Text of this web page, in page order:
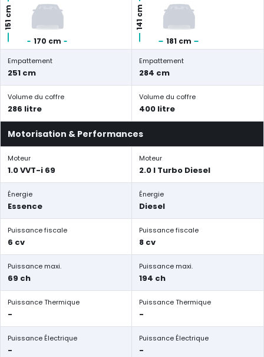
170 cm
151 cm
181 cm
141 cm
Empattement
251 cm
Empattement
284 cm
Volume du coffre
286 litre
Volume du coffre
400 litre
Motorisation & Performances
Moteur
1.0 VVT-i 69
Moteur
2.0 l Turbo Diesel
Énergie
Essence
Énergie
Diesel
Puissance fiscale
6 cv
Puissance fiscale
8 cv
Puissance maxi.
69 ch
Puissance maxi.
194 ch
Puissance Thermique
-
Puissance Thermique
-
Puissance Électrique
-
Puissance Électrique
-